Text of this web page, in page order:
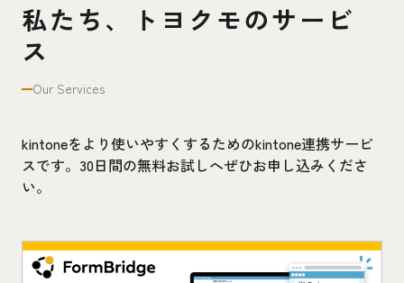
私たち、トヨクモのサービ
ス
Our Services
kintoneをより使いやすくするためのkintone連携サービ
スです。30日間の無料お試しへぜひお申し込みくださ
い。